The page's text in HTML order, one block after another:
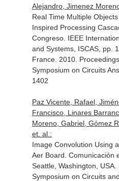
Alejandro, Jimenez
Real Time Multiple
Inspired Processing
Congreso. IEEE
and Systems, ISCAS, pp.
France. 2010.
Symposium on Circuits
1402
Paz Vicente, Rafael,
Francisco, Linares
Moreno, Gabriel, Gómez
et. al.:
Image Convolution Using
Aer Board. Comunicación
Seattle, Washington,
Symposium on Circuits